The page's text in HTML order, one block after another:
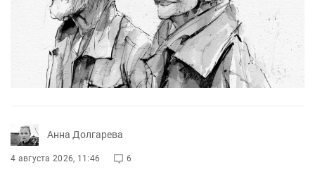
Анна Долгарева
4 августа 2026, 11:46 6